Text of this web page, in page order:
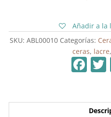
Añadir a la
SKU: ABL00010 Categorías:
ceras, lacre,
F
e